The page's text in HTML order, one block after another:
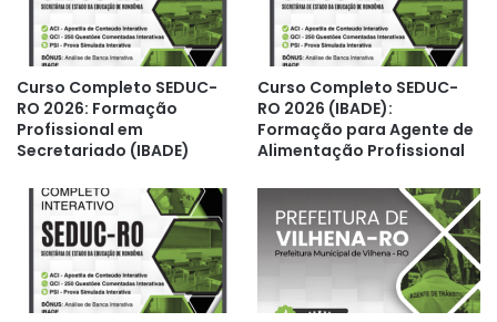
Curso Completo SEDUC-
RO 2026: Formação
Profissional em
Secretariado (IBADE)
Curso Completo SEDUC-
RO 2026 (IBADE):
Formação para Agente de
Alimentação Profissional